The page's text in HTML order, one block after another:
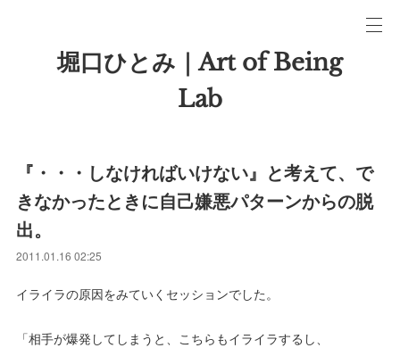
堀口ひとみ｜Art of Being
Lab
『・・・しなければいけない』と考えて、で
きなかったときに自己嫌悪パターンからの脱
出。
2011.01.16 02:25
イライラの原因をみていくセッションでした。
「相手が爆発してしまうと、こちらもイライラするし、